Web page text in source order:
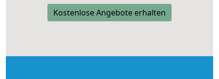
Kostenlose Angebote erhalten